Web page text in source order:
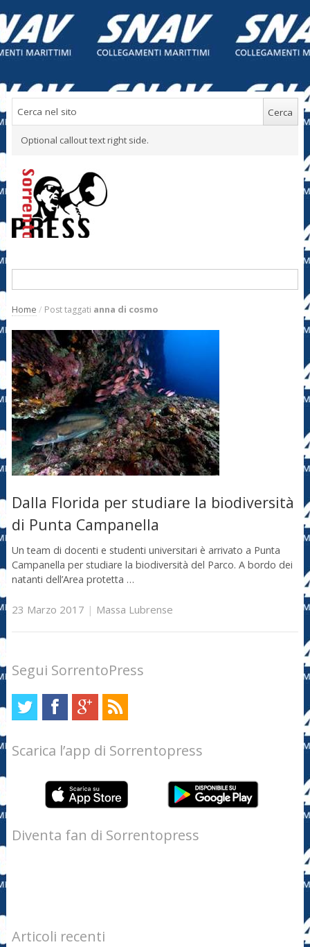
Optional callout text right side.
Home / Post taggati anna di cosmo
Dalla Florida per studiare la biodiversità
di Punta Campanella
Un team di docenti e studenti universitari è arrivato a Punta
Campanella per studiare la biodiversità del Parco. A bordo dei
natanti dell’Area protetta …
23 Marzo 2017 | Massa Lubrense
Segui SorrentoPress
Scarica l’app di Sorrentopress
Diventa fan di Sorrentopress
Articoli recenti